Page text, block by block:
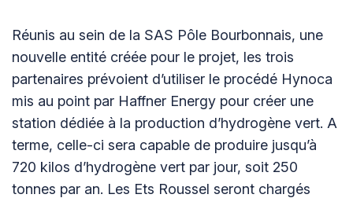
Réunis au sein de la SAS Pôle Bourbonnais, une
nouvelle entité créée pour le projet, les trois
partenaires prévoient d’utiliser le procédé Hynoca
mis au point par Haffner Energy pour créer une
station dédiée à la production d’hydrogène vert. A
terme, celle-ci sera capable de produire jusqu’à
720 kilos d’hydrogène vert par jour, soit 250
tonnes par an. Les Ets Roussel seront chargés